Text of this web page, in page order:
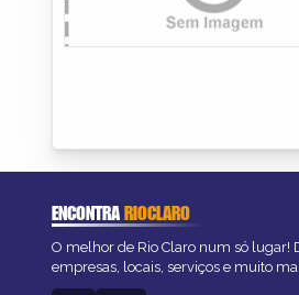
ENCONTRARIOCLARO
O melhor de Rio Claro num só lugar!
empresas, locais, serviços e muito